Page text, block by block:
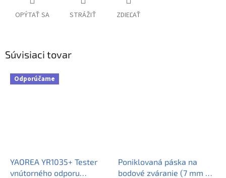
OPÝTAŤ SA STRÁŽIŤ ZDIEĽAŤ
Súvisiaci tovar
Odporúčame
YAOREA YR1035+ Tester
vnútorného odporu
Poniklovaná páska na
bodové zváranie (7 mm x